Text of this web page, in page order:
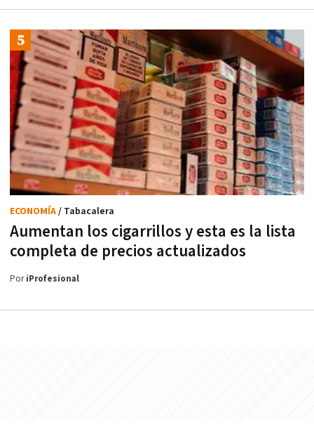
Aumentan los cigarrillos y esta es la lista
completa de precios actualizados
ECONOMÍA/ Tabacalera
PoriProfesional